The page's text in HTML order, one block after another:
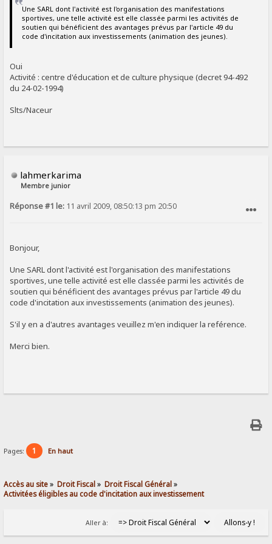
Une SARL dont l'activité est l'organisation des manifestations
sportives, une telle activité est elle classée parmi les activités de
soutien qui bénéficient des avantages prévus par l'article 49 du
code d'incitation aux investissements (animation des jeunes).
Oui
Activité : centre d'éducation et de culture physique (decret 94-492
du 24-02-1994)
Slts/Naceur
lahmerkarima
Membre junior
Réponse #1 le: 11 avril 2009, 08:50:13 pm 20:50
Bonjour,
Une SARL dont l'activité est l'organisation des manifestations
sportives, une telle activité est elle classée parmi les activités de
soutien qui bénéficient des avantages prévus par l'article 49 du
code d'incitation aux investissements (animation des jeunes).
S'il y en a d'autres avantages veuillez m'en indiquer la reférence.
Merci bien.
Pages: 1 En haut
Accès au site» Droit Fiscal» Droit Fiscal Général»
Activitées éligibles au code d'incitation aux investissement
Aller à: